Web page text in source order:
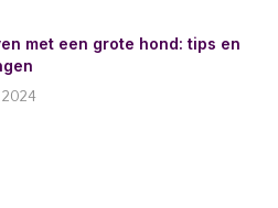
met een grote hond: tips en
2024